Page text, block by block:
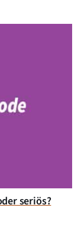
seriös?